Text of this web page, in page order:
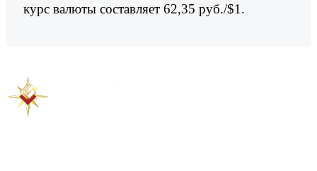
курс валюты составляет 62,35 руб./$1.